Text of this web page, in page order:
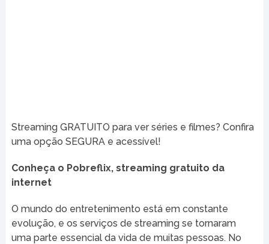
Streaming GRATUITO para ver séries e filmes? Confira
uma opção SEGURA e acessível!
Conheça o Pobreflix, streaming gratuito da
internet
O mundo do entretenimento está em constante
evolução, e os serviços de streaming se tornaram
uma parte essencial da vida de muitas pessoas. No